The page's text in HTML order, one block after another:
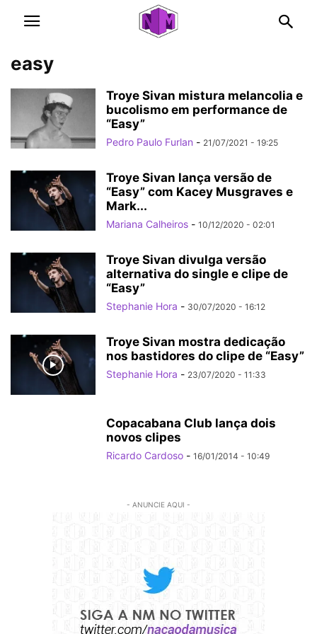
easy
Troye Sivan mistura melancolia e
bucolismo em performance de
“Easy”
Pedro Paulo Furlan - 21/07/2021 - 19:25
Troye Sivan lança versão de
“Easy” com Kacey Musgraves e
Mark...
Mariana Calheiros - 10/12/2020 - 02:01
Troye Sivan divulga versão
alternativa do single e clipe de
“Easy”
Stephanie Hora - 30/07/2020 - 16:12
Troye Sivan mostra dedicação
nos bastidores do clipe de “Easy”
Stephanie Hora - 23/07/2020 - 11:33
Copacabana Club lança dois
novos clipes
Ricardo Cardoso - 16/01/2014 - 10:49
- ANUNCIE AQUI -